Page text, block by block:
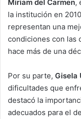
Miriam del Carmen,
la institución en
representan una
condiciones con las
hace más de una
Por su parte, Gisela
dificultades que
destacó la
adecuados para el